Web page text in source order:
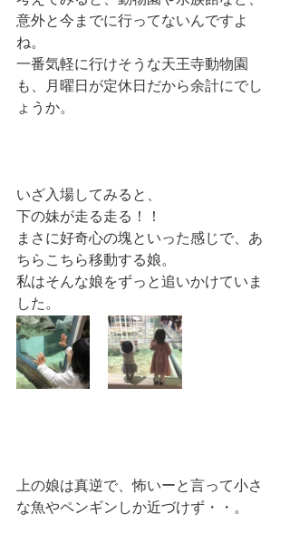
意外と今までに行ってないんですよ
ね。
一番気軽に行けそうな天王寺動物園
も、月曜日が定休日だから余計にでし
ょうか。
いざ入場してみると、
下の妹が走る走る！！
まさに好奇心の塊といった感じで、あ
ちらこちら移動する娘。
私はそんな娘をずっと追いかけていま
した。
上の娘は真逆で、怖いーと言って小さ
な魚やペンギンしか近づけず・・。